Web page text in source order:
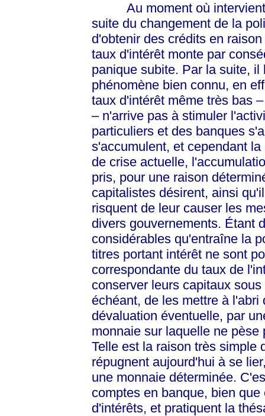
Au moment où intervient
suite du changement de la
d'obtenir des crédits en
taux d'intérêt monte par
panique subite. Par la suite,
phénomène bien connu, en
taux d'intérêt même très bas
– n'arrive pas à stimuler
particuliers et des banques
s'accumulent, et cependant
de crise actuelle,
pris, pour une raison
capitalistes désirent, ainsi
risquent de leur causer les
divers gouvernements. Étant
considérables qu'entraîne la
titres portant intérêt ne sont
correspondante du taux de
conserver leurs capitaux
échéant, de les mettre à
dévaluation éventuelle, par
monnaie sur laquelle ne
Telle est la raison très simple
répugnent aujourd'hui à se
une monnaie déterminée.
comptes en banque, bien
d'intérêts, et pratiquent la